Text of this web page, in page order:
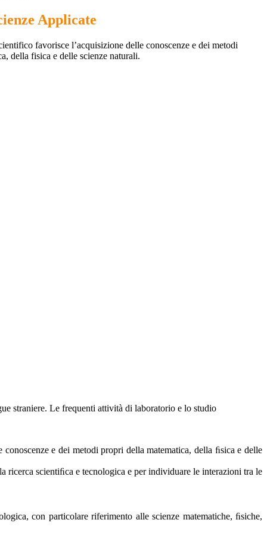
Applicate
favorisce l’acquisizione delle conoscenze e dei metodi
della fisica e delle scienze naturali.
straniere. Le frequenti attività di laboratorio e lo studio
e dei metodi propri della matematica, della ﬁsica e delle
ricerca scientiﬁca e tecnologica e per individuare le interazioni tra le
con particolare riferimento alle scienze matematiche, ﬁsiche,